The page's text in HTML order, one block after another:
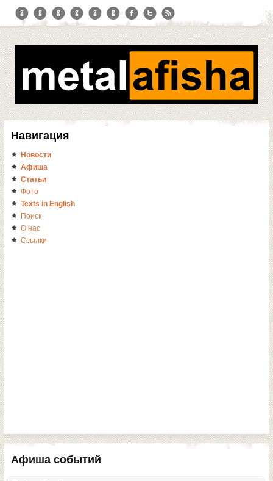
Навигация
Новости
Афиша
Статьи
Фото
Texts in English
Поиск
О нас
Ссылки
Афиша событий